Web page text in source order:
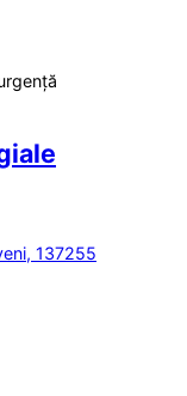
137255